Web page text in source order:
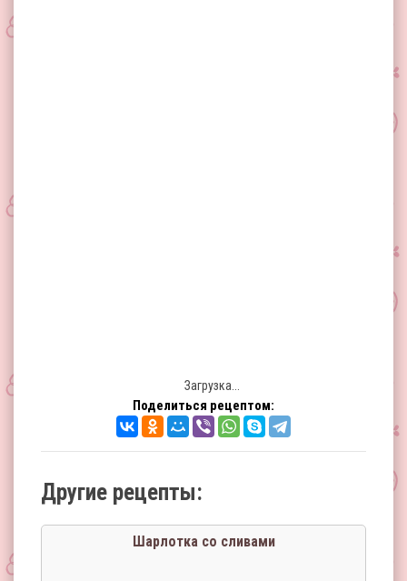
Загрузка...
Поделиться рецептом:
Другие рецепты:
Шарлотка со сливами